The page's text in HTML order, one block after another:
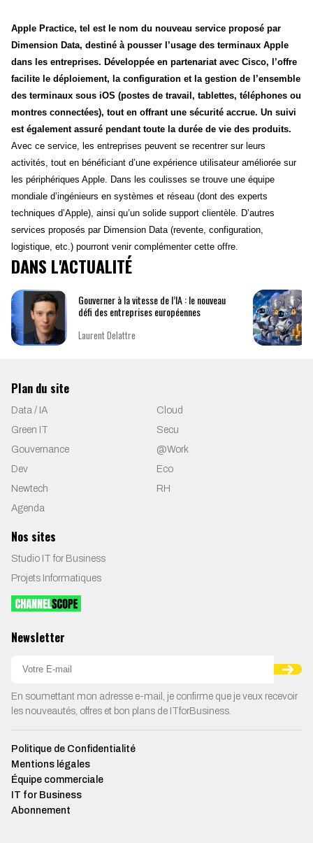
Apple Practice, tel est le nom du nouveau service proposé par
Dimension Data, destiné à pousser l’usage des terminaux Apple
dans les entreprises. Développée en partenariat avec Cisco, l’offre
facilite le déploiement, la configuration et la gestion de l’ensemble
des terminaux sous iOS (postes de travail, tablettes, téléphones ou
montres connectées), tout en offrant une sécurité accrue. Un suivi
est également assuré pendant toute la durée de vie des produits.
Avec ce service, les entreprises peuvent se recentrer sur leurs
activités, tout en bénéficiant d’une expérience utilisateur améliorée sur
les périphériques Apple. Dans les coulisses se trouve une équipe
mondiale d’ingénieurs en systèmes et réseau (dont des experts
techniques d’Apple), ainsi qu’un solide support clientèle. D’autres
services proposés par Dimension Data (revente, configuration,
logistique, etc.) pourront venir complémenter cette offre.
DANS L'ACTUALITÉ
Gouverner à la vitesse de l’IA : le nouveau
défi des entreprises européennes
Laurent Delattre
Plan du site
Data / IA
Cloud
Green IT
Secu
Gouvernance
@Work
Dev
Eco
Newtech
RH
Agenda
Nos sites
Studio IT for Business
Projets Informatiques
Newsletter
En soumettant mon adresse e-mail, je confirme que je veux recevoir
les nouveautés, offres et bon plans de ITforBusiness.
Politique de Confidentialité
Mentions légales
Équipe commerciale
IT for Business
Abonnement